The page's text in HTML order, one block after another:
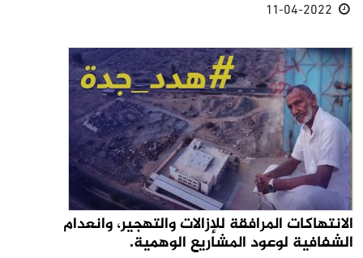
الانتهاكات المرافقة للإزالات والتهجير، وانعدام
الشفافية لوعود المشاريع الوهمية.